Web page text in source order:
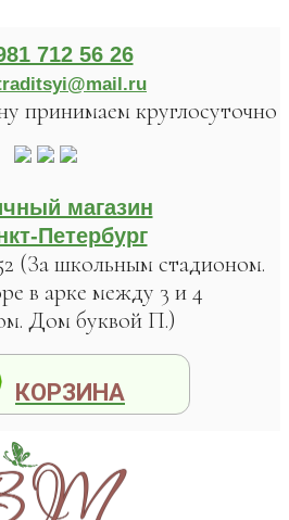
712 56 26
принимаем круглосуточно
магазин
Петербург
(За школьным стадионом.
в арке между 3 и 4
Дом буквой П.)
КОРЗИНА